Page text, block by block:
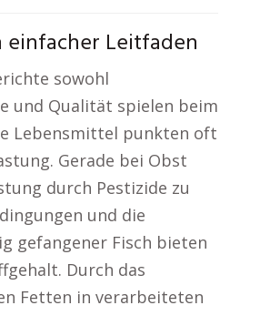
Leitfaden
sowohl
und Qualität spielen beim
Lebensmittel punkten oft
Gerade bei Obst
durch Pestizide zu
und die
gefangener Fisch bieten
Durch das
Fetten in verarbeiteten